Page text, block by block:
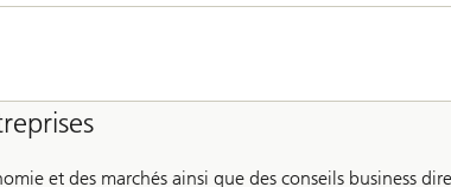
et des marchés ainsi que des conseils business